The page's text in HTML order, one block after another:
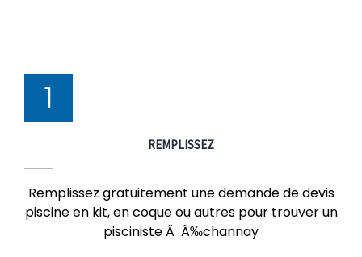
1
REMPLISSEZ
Remplissez gratuitement une demande de devis
piscine en kit, en coque ou autres pour trouver un
pisciniste Ã Ã‰channay